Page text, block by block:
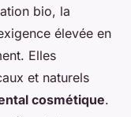
bio, la
élevée en
Elles
et naturels
cosmétique.